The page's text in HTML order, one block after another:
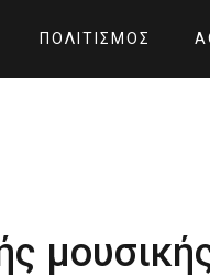
ΠΟΛΙΤΙΣΜΌΣ